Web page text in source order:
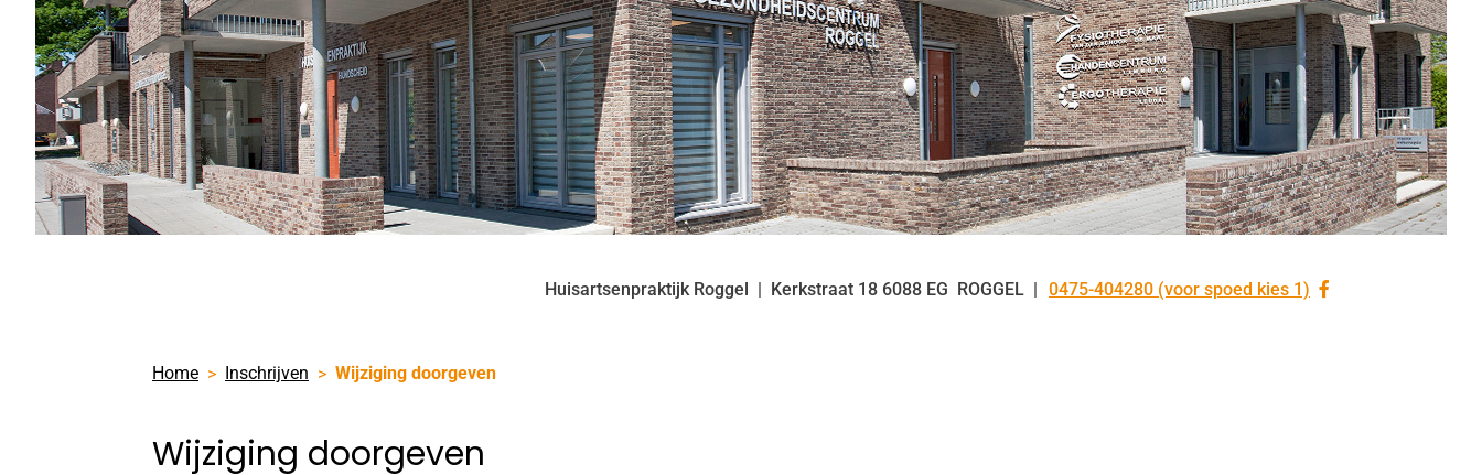
Huisartsenpraktijk Roggel Kerkstraat 18 6088 EG ROGGEL Tel:
0475-404280 (voor spoed kies 1)
Home Inschrijven Wijziging doorgeven
Wijziging doorgeven